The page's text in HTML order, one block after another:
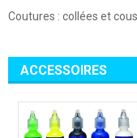
Coutures : collées et
ACCESSOIRES